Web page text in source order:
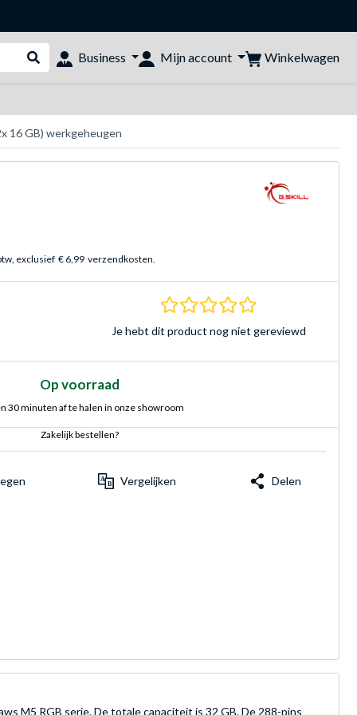
Webshop doorzoeken
Business Mijn account Winkelwagen
16 GB) werkgeheugen
exclusief € 6,99 verzendkosten.
0.0 sterren
Je hebt dit product nog niet gereviewd
Op voorraad
30 minuten af te halen in onze showroom
Zakelijk bestellen?
Vergelijken Delen
M5 RGB serie. De totale capaciteit is 32 GB. De 288-pins